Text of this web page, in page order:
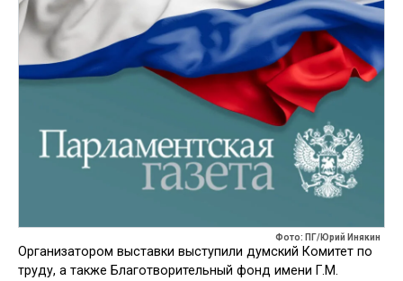
Фото: ПГ/Юрий Инякин
Организатором выставки выступили думский Комитет по
труду, а также Благотворительный фонд имени Г.М.